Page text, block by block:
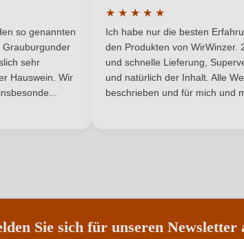
Nährwertangaben
abgefüllt.
von 5 von 5 Sternen
so genannten
Grauburgunder
sehr
Hauswein. Wir
★ ★ ★ ★ ★
Durchschnittliche
Ich habe nur die besten
den Produkten von WirWinzer.
und schnelle Lieferung,
und natürlich der Inhalt. Alle
beschrieben und für mich und
Sie sich für unseren Newsletter